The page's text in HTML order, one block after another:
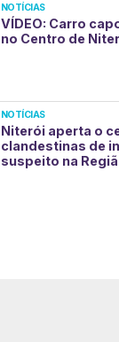
NOTÍCIAS
VÍDEO: Carro
no Centro de
NOTÍCIAS
Niterói aperta o
clandestinas de
suspeito na